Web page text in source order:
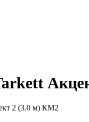
2 (3.0 м) КМ2